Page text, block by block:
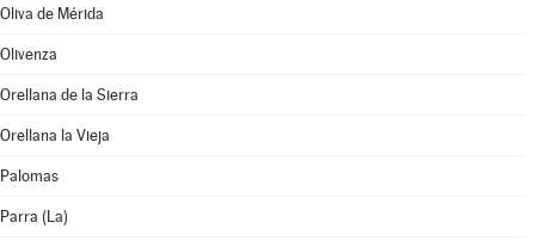
Oliva de Mérida
Olivenza
Orellana de la Sierra
Orellana la Vieja
Palomas
Parra (La)